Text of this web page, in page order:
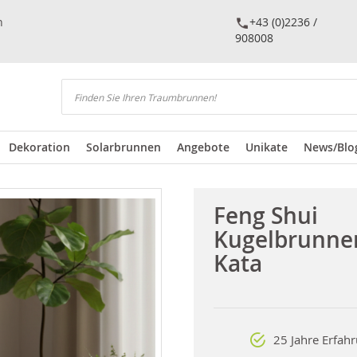
+43 (0)2236 /
908008
Suchen
Dekoration Solarbrunnen Angebote Unikate News/
Feng Shui
Kata
25 Jahre